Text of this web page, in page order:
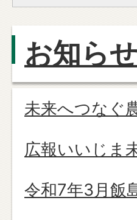
お知らせ
未来へつなぐ
広報いいじま
令和7年3月飯